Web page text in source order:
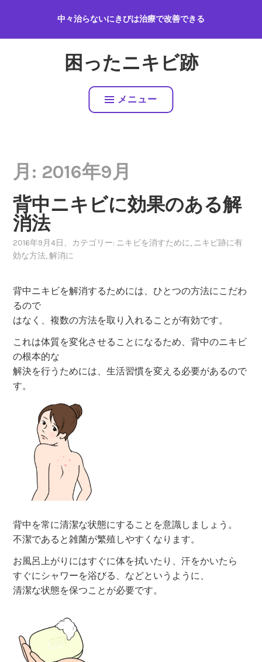
テ
中々治らないにきびは治療で改善できる
困ったニキビ跡
メニュー
月: 2016年9月
背中ニキビに効果のある解
消法
2016年9月4日 、カテゴリー: ニキビを消すために, ニキビ跡に有
効な方法,解消に
背中ニキビを解消するためには、ひとつの方法にこだわ
るので
はなく、複数の方法を取り入れることが有効です。
これは体質を変化させることになるため、背中のニキビ
の根本的な
解決を行うためには、生活習慣を変える必要があるので
す。
背中を常に清潔な状態にすることを意識しましょう。
不潔であると雑菌が繁殖しやすくなります。
お風呂上がりにはすぐに体を拭いたり、汗をかいたら
すぐにシャワーを浴びる、などというように、
清潔な状態を保つことが必要です。